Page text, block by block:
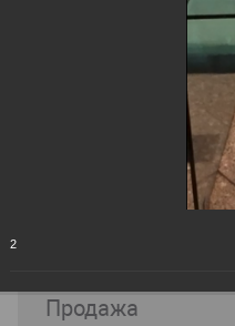
Курс валют
В обменном пункте
RUB
Продажа
2